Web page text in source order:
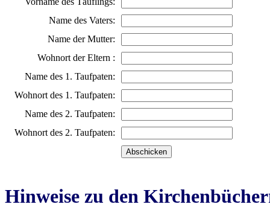
Name des Vaters:
Name der Mutter:
Wohnort der Eltern :
Name des 1. Taufpaten:
Wohnort des 1. Taufpaten:
Name des 2. Taufpaten:
Wohnort des 2. Taufpaten:
Hinweise zu den